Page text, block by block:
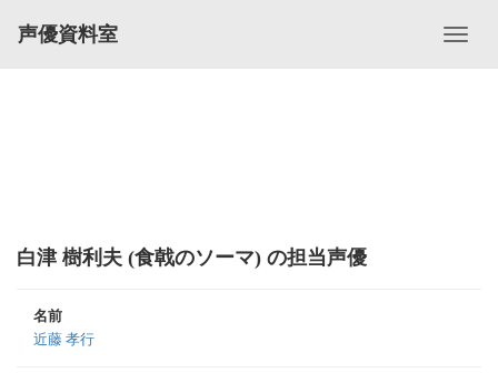
声優資料室
白津 樹利夫 (食戟のソーマ) の担当声優
名前
近藤 孝行